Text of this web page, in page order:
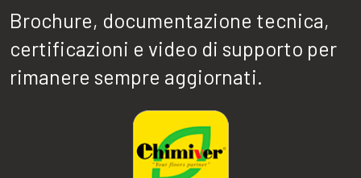
Brochure, documentazione tecnica,
certificazioni e video di supporto per
rimanere sempre aggiornati.